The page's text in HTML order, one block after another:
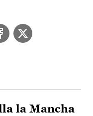
la Mancha